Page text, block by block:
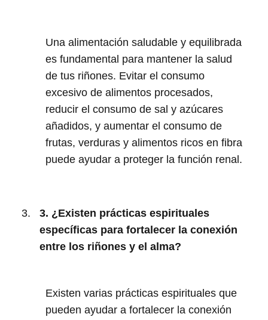
Una alimentación saludable y equilibrada
es fundamental para mantener la salud
de tus riñones. Evitar el consumo
excesivo de alimentos procesados,
reducir el consumo de sal y azúcares
añadidos, y aumentar el consumo de
frutas, verduras y alimentos ricos en fibra
puede ayudar a proteger la función renal.
3. ¿Existen prácticas espirituales
específicas para fortalecer la conexión
entre los riñones y el alma?
Existen varias prácticas espirituales que
pueden ayudar a fortalecer la conexión